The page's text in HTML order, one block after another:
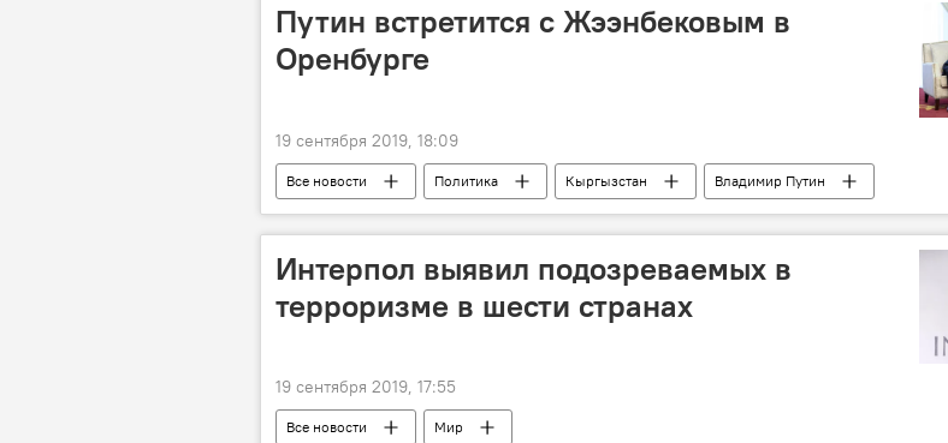
Путин встретится с Жээнбековым в
Оренбурге
19 сентября 2019, 18:09
Все новости Политика Кыргызстан
Владимир Путин
Сооронбай Жээнбеков
Центральная Азия Россия переговоры
Интерпол выявил подозреваемых в
терроризме в шести странах
19 сентября 2019, 17:55
Все новости Мир